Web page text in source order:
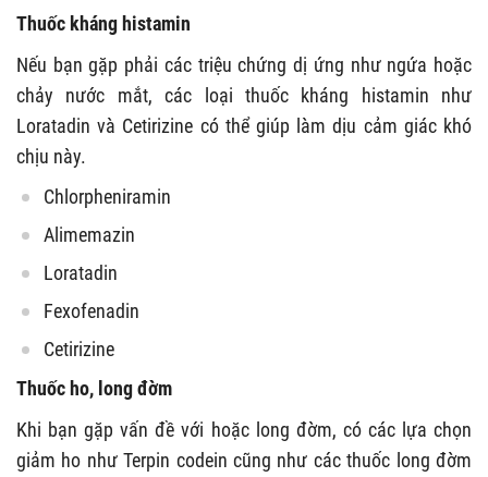
Thuốc kháng histamin
Nếu bạn gặp phải các triệu chứng dị ứng như ngứa hoặc
chảy nước mắt, các loại thuốc kháng histamin như
Loratadin và Cetirizine có thể giúp làm dịu cảm giác khó
chịu này.
Chlorpheniramin
Alimemazin
Loratadin
Fexofenadin
Cetirizine
Thuốc ho, long đờm
Khi bạn gặp vấn đề với hoặc long đờm, có các lựa chọn
giảm ho như Terpin codein cũng như các thuốc long đờm